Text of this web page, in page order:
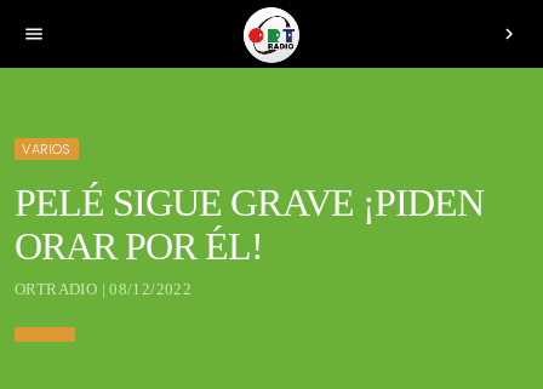
menu chevron_right
VARIOS
PELÉ SIGUE GRAVE ¡PIDEN
ORAR POR ÉL!
ORTRADIO | 08/12/2022